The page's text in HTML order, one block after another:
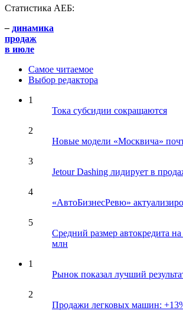
Статистика АЕБ:
– динамика
продаж
в июле
Самое читаемое
Выбор редактора
1
Тока субсидии сокращаются
2
Новые модели «Москвича»
3
Jetour Dashing лидирует в
4
«АвтоБизнесРевю»
5
Средний размер автокредита
млн
1
Рынок показал лучший
2
Продажи легковых машин: